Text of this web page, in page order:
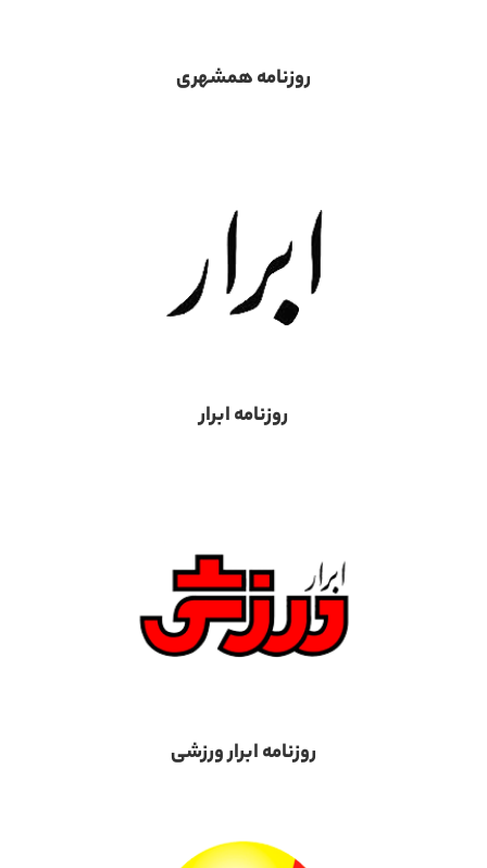
روزنامه همشهری
روزنامه ابرار
روزنامه ابرار ورزشی